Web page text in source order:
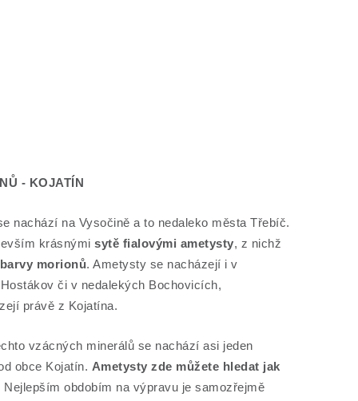
- KOJATÍN
nachází na Vysočině a to nedaleko města Třebíč.
krásnými sytě fialovými ametysty, z nichž
morionů. Ametysty se nacházejí i v
či v nedalekých Bochovicích,
právě z Kojatína.
vzácných minerálů se nachází asi jeden
obce Kojatín. Ametysty zde můžete hledat jak
Nejlepším obdobím na výpravu je samozřejmě